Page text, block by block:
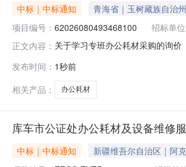
中标｜中标通知 青海省｜玉树藏族自治
项目编号： 62026080493468100 招标单位
正文内容： 关于学习专班办公耗材采购的询
2026-08-0715:00二、采购单位信
发布时间： 1秒前
相关产品：
办公耗材
库车市公证处办公耗材及设备维修
中标｜中标通知
新疆维吾尔自治区｜阿